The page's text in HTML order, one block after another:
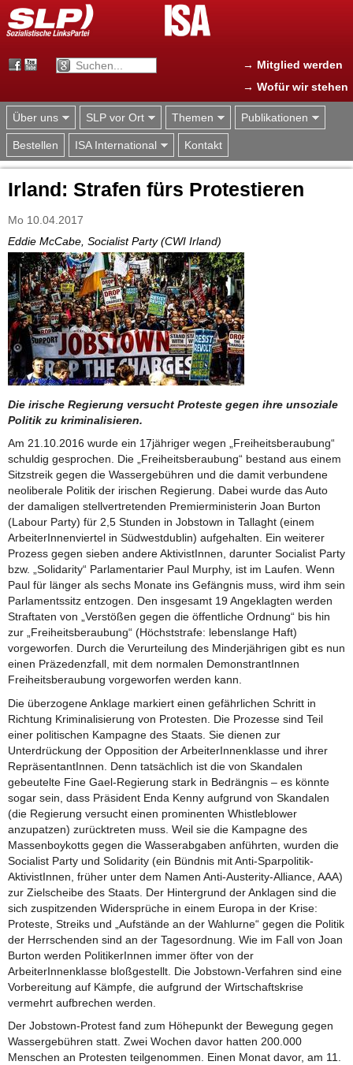
Jump to navigation
→ Mitglied werden
→ Wofür wir stehen
Über uns SLP vor Ort Themen Publikationen
Bestellen ISA International Kontakt
Irland: Strafen fürs Protestieren
Mo 10.04.2017
Eddie McCabe, Socialist Party (CWI Irland)
Die irische Regierung versucht Proteste gegen ihre unsoziale
Politik zu kriminalisieren.
Am 21.10.2016 wurde ein 17jähriger wegen „Freiheitsberaubung“
schuldig gesprochen. Die „Freiheitsberaubung“ bestand aus einem
Sitzstreik gegen die Wassergebühren und die damit verbundene
neoliberale Politik der irischen Regierung. Dabei wurde das Auto
der damaligen stellvertretenden Premierministerin Joan Burton
(Labour Party) für 2,5 Stunden in Jobstown in Tallaght (einem
ArbeiterInnenviertel in Südwestdublin) aufgehalten. Ein weiterer
Prozess gegen sieben andere AktivistInnen, darunter Socialist Party
bzw. „Solidarity“ Parlamentarier Paul Murphy, ist im Laufen. Wenn
Paul für länger als sechs Monate ins Gefängnis muss, wird ihm sein
Parlamentssitz entzogen. Den insgesamt 19 Angeklagten werden
Straftaten von „Verstößen gegen die öffentliche Ordnung“ bis hin
zur „Freiheitsberaubung“ (Höchststrafe: lebenslange Haft)
vorgeworfen. Durch die Verurteilung des Minderjährigen gibt es nun
einen Präzedenzfall, mit dem normalen DemonstrantInnen
Freiheitsberaubung vorgeworfen werden kann.
Die überzogene Anklage markiert einen gefährlichen Schritt in
Richtung Kriminalisierung von Protesten. Die Prozesse sind Teil
einer politischen Kampagne des Staats. Sie dienen zur
Unterdrückung der Opposition der ArbeiterInnenklasse und ihrer
RepräsentantInnen. Denn tatsächlich ist die von Skandalen
gebeutelte Fine Gael-Regierung stark in Bedrängnis – es könnte
sogar sein, dass Präsident Enda Kenny aufgrund von Skandalen
(die Regierung versucht einen prominenten Whistleblower
anzupatzen) zurücktreten muss. Weil sie die Kampagne des
Massenboykotts gegen die Wasserabgaben anführten, wurden die
Socialist Party und Solidarity (ein Bündnis mit Anti-Sparpolitik-
AktivistInnen, früher unter dem Namen Anti-Austerity-Alliance, AAA)
zur Zielscheibe des Staats. Der Hintergrund der Anklagen sind die
sich zuspitzenden Widersprüche in einem Europa in der Krise:
Proteste, Streiks und „Aufstände an der Wahlurne“ gegen die Politik
der Herrschenden sind an der Tagesordnung. Wie im Fall von Joan
Burton werden PolitikerInnen immer öfter von der
ArbeiterInnenklasse bloßgestellt. Die Jobstown-Verfahren sind eine
Vorbereitung auf Kämpfe, die aufgrund der Wirtschaftskrise
vermehrt aufbrechen werden.
Der Jobstown-Protest fand zum Höhepunkt der Bewegung gegen
Wassergebühren statt. Zwei Wochen davor hatten 200.000
Menschen an Protesten teilgenommen. Einen Monat davor, am 11.